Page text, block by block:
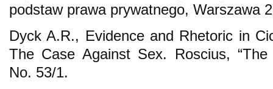
podstaw prawa prywatnego, Warszawa
Dyck A.R., Evidence and Rhetoric in
The Case Against Sex. Roscius, “The
No. 53/1.